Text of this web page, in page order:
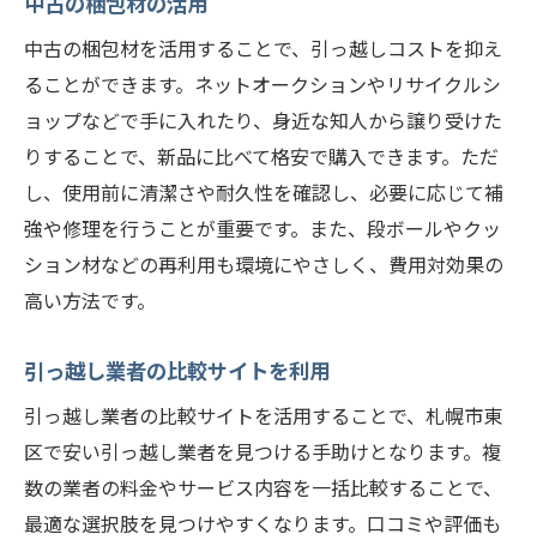
中古の梱包材を活用することで、引っ越しコストを抑え
ることができます。ネットオークションやリサイクルシ
ョップなどで手に入れたり、身近な知人から譲り受けた
りすることで、新品に比べて格安で購入できます。ただ
し、使用前に清潔さや耐久性を確認し、必要に応じて補
強や修理を行うことが重要です。また、段ボールやクッ
ション材などの再利用も環境にやさしく、費用対効果の
高い方法です。
引っ越し業者の比較サイトを利用
引っ越し業者の比較サイトを活用することで、札幌市東
区で安い引っ越し業者を見つける手助けとなります。複
数の業者の料金やサービス内容を一括比較することで、
最適な選択肢を見つけやすくなります。口コミや評価も